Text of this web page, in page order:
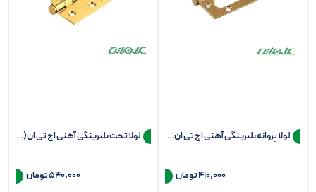
لولا پروانه بلبرینگی آهنی اچ تی ان(HTN)مدل 7000EF
410,000 تومان
لولا تخت بلبرینگی آهنی اچ تی ان(HTN)مدل 7000FF
540,000 تومان